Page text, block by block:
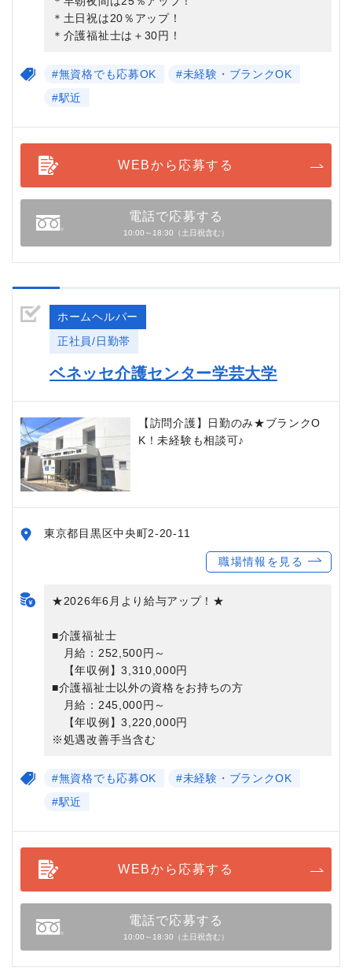
＊土日祝は20％アップ！
＊介護福祉士は＋30円！
#無資格でも応募OK
#未経験・ブランクOK
#駅近
WEBから応募する
電話で応募する
10:00～18:30（土日祝含む）
ホームヘルパー
正社員/日勤帯
ベネッセ介護センター学芸大学
【訪問介護】日勤のみ★ブランクO
K！未経験も相談可♪
東京都目黒区中央町2-20-11
職場情報を見る
★2026年6月より給与アップ！★
■介護福祉士
月給：252,500円～
【年収例】3,310,000円
■介護福祉士以外の資格をお持ちの方
月給：245,000円～
【年収例】3,220,000円
※処遇改善手当含む
#無資格でも応募OK
#未経験・ブランクOK
#駅近
WEBから応募する
電話で応募する
10:00～18:30（土日祝含む）